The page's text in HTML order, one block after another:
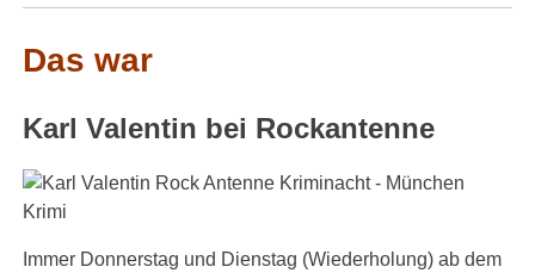
Das war
Karl Valentin bei Rockantenne
Immer Donnerstag und Dienstag (Wiederholung) ab dem